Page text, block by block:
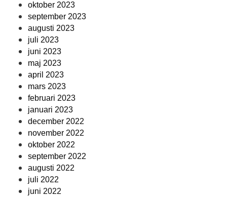
oktober 2023
september 2023
augusti 2023
juli 2023
juni 2023
maj 2023
april 2023
mars 2023
februari 2023
januari 2023
december 2022
november 2022
oktober 2022
september 2022
augusti 2022
juli 2022
juni 2022